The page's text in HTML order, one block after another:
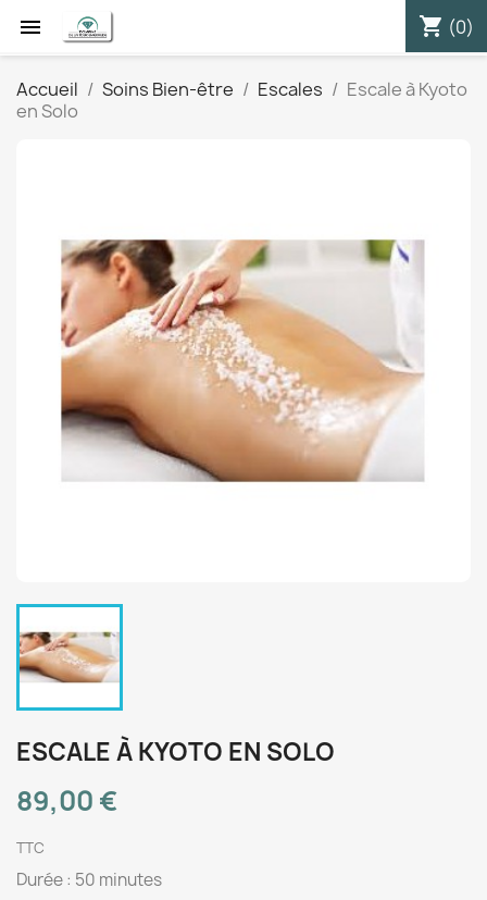
 shopping_cart (0)
Accueil Soins Bien-être Escales
Escale à Kyoto
en Solo
ESCALE À KYOTO EN SOLO
89,00 €
TTC
Durée : 50 minutes